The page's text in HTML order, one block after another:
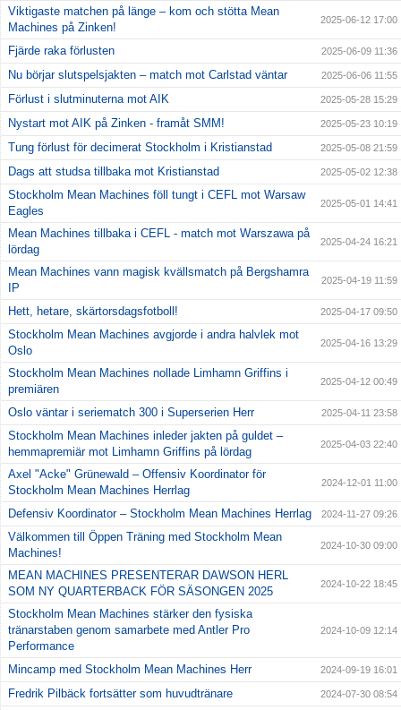
Viktigaste matchen på länge – kom och stötta Mean
Machines på Zinken!
2025-06-12 17:00
Fjärde raka förlusten 2025-06-09 11:36
Nu börjar slutspelsjakten – match mot Carlstad väntar 2025-06-06 11:55
Förlust i slutminuterna mot AIK 2025-05-28 15:29
Nystart mot AIK på Zinken - framåt SMM! 2025-05-23 10:19
Tung förlust för decimerat Stockholm i Kristianstad 2025-05-08 21:59
Dags att studsa tillbaka mot Kristianstad 2025-05-02 12:38
Stockholm Mean Machines föll tungt i CEFL mot Warsaw
Eagles
2025-05-01 14:41
Mean Machines tillbaka i CEFL - match mot Warszawa på
lördag
2025-04-24 16:21
Mean Machines vann magisk kvällsmatch på Bergshamra
IP
2025-04-19 11:59
Hett, hetare, skärtorsdagsfotboll! 2025-04-17 09:50
Stockholm Mean Machines avgjorde i andra halvlek mot
Oslo
2025-04-16 13:29
Stockholm Mean Machines nollade Limhamn Griffins i
premiären
2025-04-12 00:49
Oslo väntar i seriematch 300 i Superserien Herr 2025-04-11 23:58
Stockholm Mean Machines inleder jakten på guldet –
hemmapremiär mot Limhamn Griffins på lördag
2025-04-03 22:40
Axel "Acke" Grünewald – Offensiv Koordinator för
Stockholm Mean Machines Herrlag
2024-12-01 11:00
Defensiv Koordinator – Stockholm Mean Machines Herrlag 2024-11-27 09:26
Välkommen till Öppen Träning med Stockholm Mean
Machines!
2024-10-30 09:00
MEAN MACHINES PRESENTERAR DAWSON HERL
SOM NY QUARTERBACK FÖR SÄSONGEN 2025
2024-10-22 18:45
Stockholm Mean Machines stärker den fysiska
tränarstaben genom samarbete med Antler Pro
Performance
2024-10-09 12:14
Mincamp med Stockholm Mean Machines Herr 2024-09-19 16:01
Fredrik Pilbäck fortsätter som huvudtränare 2024-07-30 08:54